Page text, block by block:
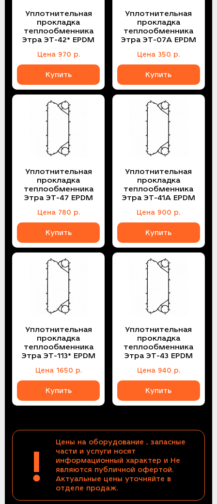
Уплотнительная
прокладка
теплообменника
Этра ЭТ-42* EPDM
Цена 970 р.
Купить
Уплотнительная
прокладка
теплообменника
Этра ЭТ-07A EPDM
Цена 350 р.
Купить
Уплотнительная
прокладка
теплообменника
Этра ЭТ-47 EPDM
Цена 780 р.
Купить
Уплотнительная
прокладка
теплообменника
Этра ЭТ-41A EPDM
Цена 900 р.
Купить
Уплотнительная
прокладка
теплообменника
Этра ЭТ-113* EPDM
Цена 1650 р.
Купить
Уплотнительная
прокладка
теплообменника
Этра ЭТ-43 EPDM
Цена 940 р.
Купить
!
Цены на оборудование , запасные
части и услуги носят
информационный характер и Не
являются публичной офертой.
Актуальные цены уточняйте в
отделе продаж.